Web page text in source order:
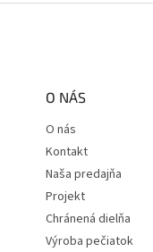
O NÁS
O nás
Kontakt
Naša predajňa
Projekt
Chránená dielňa
Výroba pečiatok